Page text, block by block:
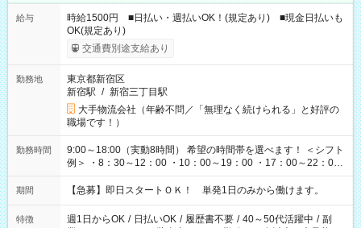
給与
時給1500円 ■日払い・週払いOK！(規定あり) ■現金日払いも
OK(規定あり)
交通費別途支給あり
勤務地
東京都新宿区
新宿駅 / 新宿三丁目駅
大手物流会社（年齢不問／「無理なく続けられる」と好評の
職場です！）
勤務時間
9:00～18:00（実動8時間） 希望の時間帯を選べます！ ＜シフト
例＞ ・8：30～12：00 ・10：00～19：00 ・17：00～22：00
・13：00～22：00 ・22：00～翌6：00 など
期間 【急募】即日スタートＯＫ！ 単発1日のみから働けます。
特徴 週1日からOK / 日払いOK / 履歴書不要 / 40～50代活躍中 / 副